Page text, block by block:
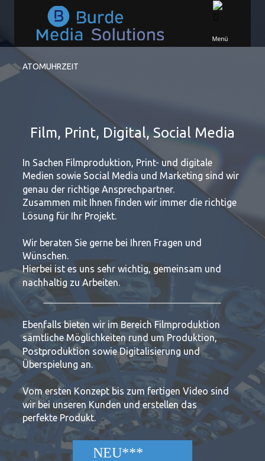
Film, Print, Digital, Social Media
In Sachen Filmproduktion, Print- und digitale
Medien sowie Social Media und Marketing sind wir
genau der richtige Ansprechpartner.
Zusammen mit Ihnen finden wir immer die richtige
Lösung für Ihr Projekt.
Wir beraten Sie gerne bei Ihren Fragen und
Wünschen.
Hierbei ist es uns sehr wichtig, gemeinsam und
nachhaltig zu Arbeiten.
Ebenfalls bieten wir im Bereich Filmproduktion
sämtliche Möglichkeiten rund um Produktion,
Postproduktion sowie Digitalisierung und
Überspielung an.
Vom ersten Konzept bis zum fertigen Video sind
wir bei unseren Kunden und erstellen das
perfekte Produkt.
***NEU***NEU***
ATOMUHRZEIT